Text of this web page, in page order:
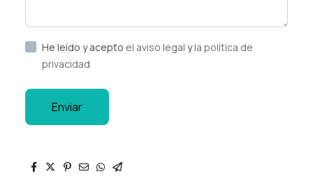
He leído y acepto el aviso legal yla política de
privacidad
Enviar